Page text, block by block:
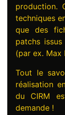
production.
techniques
que des
patchs
(par ex. Max
Tout le
réalisation
du CIRM
demande !